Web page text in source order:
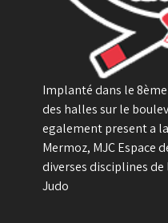
Implanté dans le
des halles sur le
egalement present a
Mermoz, MJC Espace
diverses disciplines
Judo